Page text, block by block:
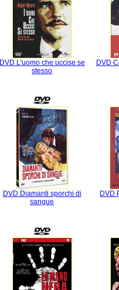
DVD L'uomo che uccise se
stesso
DVD
DVD Diamanti sporchi di
sangue
DVD